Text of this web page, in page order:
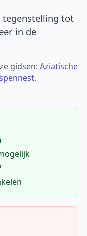
tegenstelling tot
in de
gidsen:Aziatische
.